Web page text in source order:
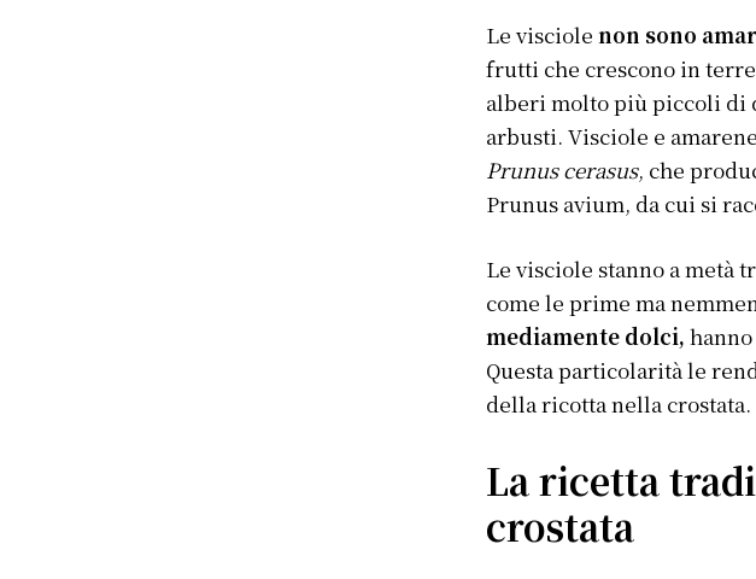
Le visciolenon sono
frutti che crescono in
alberi molto più piccoli di
arbusti. Visciole e
Prunus cerasus, che
Prunus avium, da cui si
Le visciole stanno a metà
come le prime ma
mediamente dolci,
Questa particolarità le
della ricotta nella crostata.
La ricetta
crostata